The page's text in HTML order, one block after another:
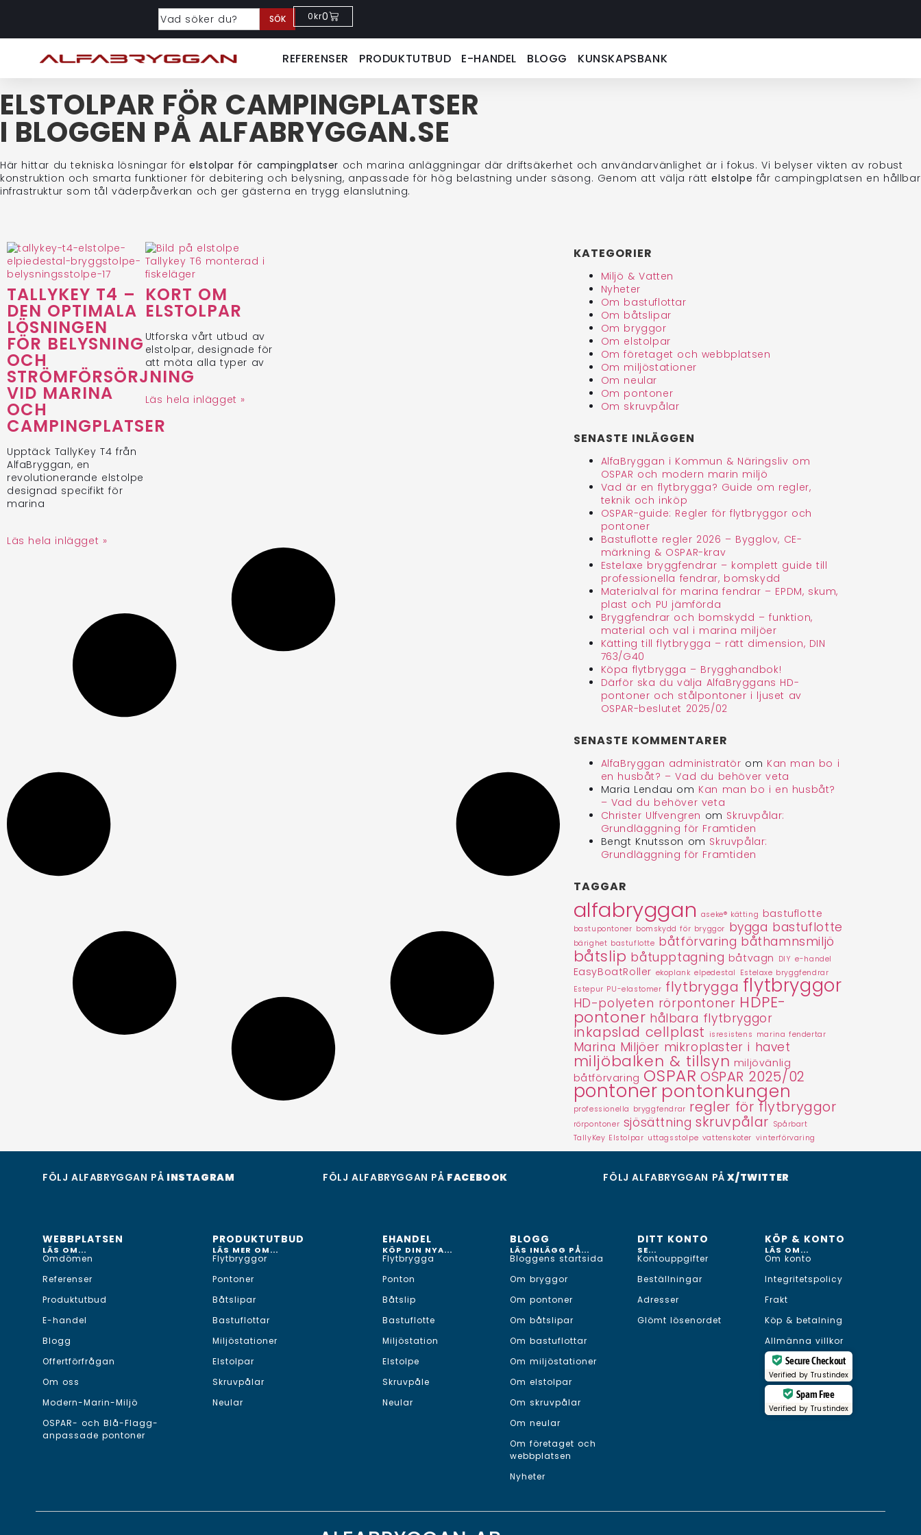
SÖK 0kr0
REFERENSER PRODUKTUTBUD E-HANDEL BLOGG KUNSKAPSBANK
ELSTOLPAR FÖR CAMPINGPLATSER
I BLOGGEN PÅ ALFABRYGGAN.SE
Här hittar du tekniska lösningar förelstolpar för campingplatser och marina anläggningar där driftsäkerhet och användarvänlighet är i fokus. Vi belyser vikten av robust
konstruktion och smarta funktioner för debitering och belysning, anpassade för hög belastning under säsong. Genom att välja rättelstolpe får campingplatsen en hållbar
infrastruktur som tål väderpåverkan och ger gästerna en trygg elanslutning.
TALLYKEY T4 –
DEN OPTIMALA
LÖSNINGEN
FÖR BELYSNING
OCH
STRÖMFÖRSÖRJNING
VID MARINA
OCH
CAMPINGPLATSER
Upptäck TallyKey T4 från
AlfaBryggan, en
revolutionerande elstolpe
designad specifikt för
marina
Läs hela inlägget »
KORT OM
ELSTOLPAR
Utforska vårt utbud av
elstolpar, designade för
att möta alla typer av
Läs hela inlägget »
KATEGORIER
Miljö & Vatten
Nyheter
Om bastuflottar
Om båtslipar
Om bryggor
Om elstolpar
Om företaget och webbplatsen
Om miljöstationer
Om neular
Om pontoner
Om skruvpålar
SENASTE INLÄGGEN
AlfaBryggan i Kommun & Näringsliv om
OSPAR och modern marin miljö
Vad är en flytbrygga? Guide om regler,
teknik och inköp
OSPAR-guide: Regler för flytbryggor och
pontoner
Bastuflotte regler 2026 – Bygglov, CE-
märkning & OSPAR-krav
Estelaxe bryggfendrar – komplett guide till
professionella fendrar, bomskydd
Materialval för marina fendrar – EPDM, skum,
plast och PU jämförda
Bryggfendrar och bomskydd – funktion,
material och val i marina miljöer
Kätting till flytbrygga – rätt dimension, DIN
763/G40
Köpa flytbrygga – Brygghandbok!
Därför ska du välja AlfaBryggans HD-
pontoner och stålpontoner i ljuset av
OSPAR-beslutet 2025/02
SENASTE KOMMENTARER
AlfaBryggan administratör om Kan man bo i
en husbåt? – Vad du behöver veta
Maria Lendau om Kan man bo i en husbåt?
– Vad du behöver veta
Christer Ulfvengren om Skruvpålar:
Grundläggning för Framtiden
Bengt Knutsson om Skruvpålar:
Grundläggning för Framtiden
TAGGAR
alfabryggan aseke® kätting bastuflotte
bastupontoner bomskydd för bryggor bygga bastuflotte
bärighet bastuflotte båtförvaring båthamnsmiljö
båtslip båtupptagning båtvagn DIY e-handel
EasyBoatRoller ekoplank elpedestal Estelaxe bryggfendrar
Estepur PU-elastomer flytbrygga flytbryggor
HD-polyeten rörpontoner HDPE-
pontoner hålbara flytbryggor
inkapslad cellplast isresistens marina fendertar
Marina Miljöer mikroplaster i havet
miljöbalken & tillsyn miljövänlig
båtförvaring OSPAR OSPAR 2025/02
pontoner pontonkungen
professionella bryggfendrar regler för flytbryggor
rörpontoner sjösättning skruvpålar Spårbart
TallyKey Elstolpar uttagsstolpe vattenskoter vinterförvaring
FÖLJ ALFABRYGGAN PÅ INSTAGRAM FÖLJ ALFABRYGGAN PÅ FACEBOOK FÖLJ ALFABRYGGAN PÅ X/TWITTER
WEBBPLATSEN
LÄS OM...
Omdömen
Referenser
Produktutbud
E-handel
Blogg
Offertförfrågan
Om oss
Modern-Marin-Miljö
OSPAR- och Blå-Flagg-
anpassade pontoner
PRODUKTUTBUD
LÄS MER OM...
Flytbryggor
Pontoner
Båtslipar
Bastuflottar
Miljöstationer
Elstolpar
Skruvpålar
Neular
EHANDEL
KÖP DIN NYA...
Flytbrygga
Ponton
Båtslip
Bastuflotte
Miljöstation
Elstolpe
Skruvpåle
Neular
BLOGG
LÄS INLÄGG PÅ...
Bloggens startsida
Om bryggor
Om pontoner
Om båtslipar
Om bastuflottar
Om miljöstationer
Om elstolpar
Om skruvpålar
Om neular
Om företaget och
webbplatsen
Nyheter
DITT KONTO
SE...
Kontouppgifter
Beställningar
Adresser
Glömt lösenordet
KÖP & KONTO
LÄS OM...
Om konto
Integritetspolicy
Frakt
Köp & betalning
Allmänna villkor
Secure Checkout
Verified byTrustindex
Spam Free
Verified byTrustindex